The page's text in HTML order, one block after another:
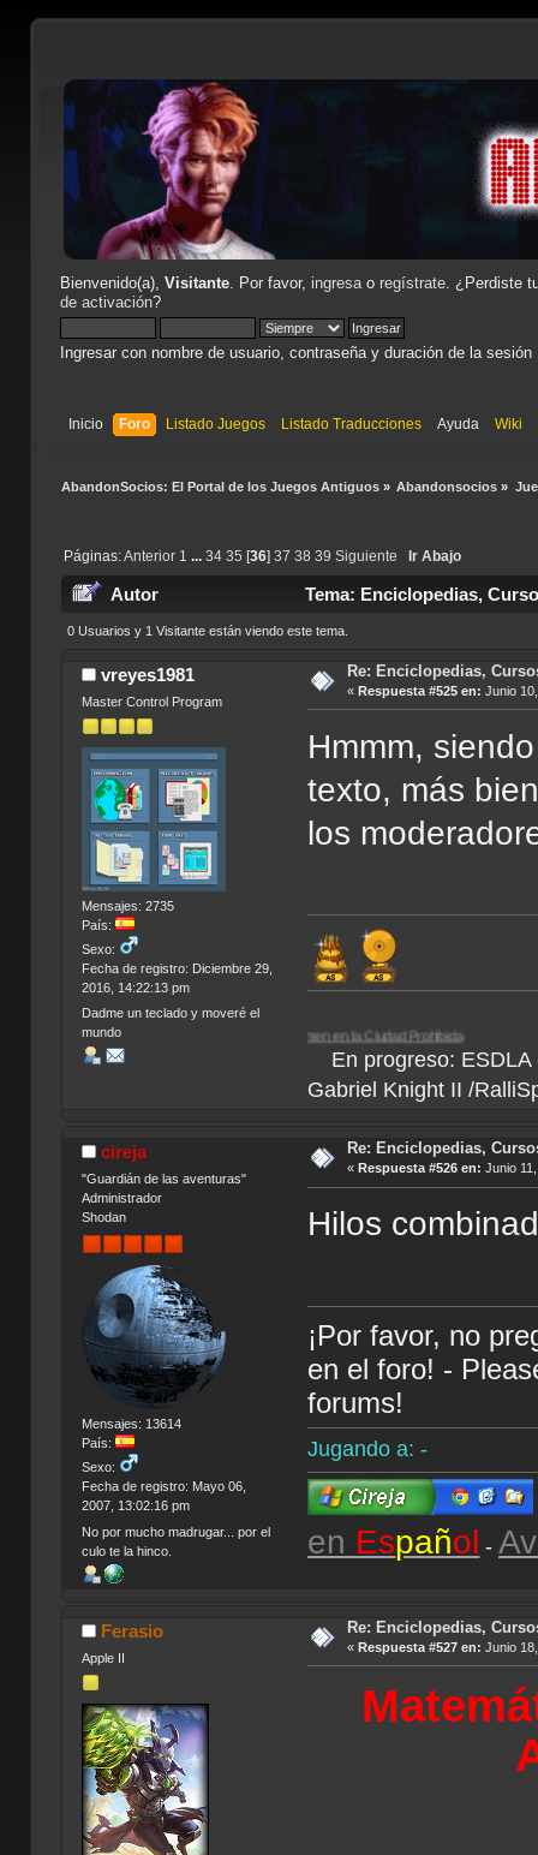
Bienvenido(a), Visitante. Por favor, ingresao regístrate. ¿Perdiste
de activación?
Ingresar con nombre de usuario, contraseña y duración de la sesión
Inicio Foro Listado Juegos Listado Traducciones Ayuda Wiki
AbandonSocios: El Portal de los Juegos Antiguos» Abandonsocios »
Páginas:Anterior 1 ... 34 35 [36] 37 38 39 Siguiente Ir Abajo
Autor Tema: Enciclopedias,
0 Usuarios y 1 Visitante están viendo este tema.
vreyes1981
Master Control Program
Mensajes: 2735
País:
Sexo:
Fecha de registro: Diciembre 29,
2016, 14:22:13 pm
Dadme un teclado y moveré el
mundo
Re: Enciclopedias,
« Respuesta #525 en: Junio
Hmmm,
texto, más
los
| Paradigm |El Matador China: Crimen en la Ciudad Prohibida
En progreso: ESDLA
Gabriel Knight II /
cireja
"Guardián de las aventuras"
Administrador
Shodan
Mensajes: 13614
País:
Sexo:
Fecha de registro: Mayo 06,
2007, 13:02:16 pm
No por mucho madrugar... por el
culo te la hinco.
Re: Enciclopedias,
« Respuesta #526 en: Junio
Hilos
¡Por favor, no
en el foro! -
forums!
Jugando a: -
en Español -
Ferasio
Apple II
Re: Enciclopedias,
« Respuesta #527 en: Junio